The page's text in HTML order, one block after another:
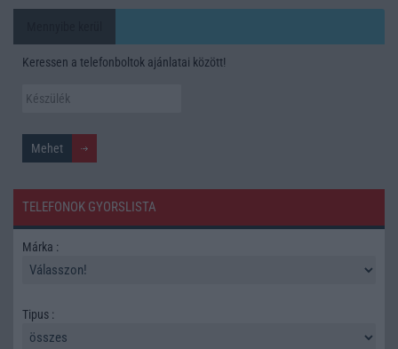
Keressen a telefonboltok ajánlatai között!
TELEFONOK GYORSLISTA
Márka :
Tipus :